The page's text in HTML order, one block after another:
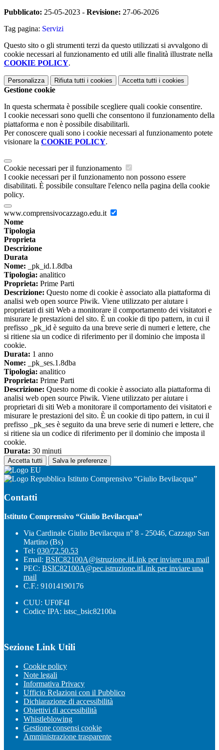
Pubblicato: 25-05-2023 - Revisione: 27-06-2026
Tag pagina: Servizi
Questo sito o gli strumenti terzi da questo utilizzati si avvalgono di
cookie necessari al funzionamento ed utili alle finalità illustrate nella
COOKIE POLICY.
Personalizza Rifiuta tutti i cookies Accetta tutti i cookies
Gestione cookie
In questa schermata è possibile scegliere quali cookie consentire.
I cookie necessari sono quelli che consentono il funzionamento della
piattaforma e non è possibile disabilitarli.
Per conoscere quali sono i cookie necessari al funzionamento potete
visionare la COOKIE POLICY.
Cookie necessari per il funzionamento
I cookie necessari per il funzionamento non possono essere
disabilitati. È possibile consultare l'elenco nella pagina della cookie
policy.
www.comprensivocazzago.edu.it
Nome
Tipologia
Proprieta
Descrizione
Durata
Nome: _pk_id.1.8dba
Tipologia: analitico
Proprieta: Prime Parti
Descrizione: Questo nome di cookie è associato alla piattaforma di
analisi web open source Piwik. Viene utilizzato per aiutare i
proprietari di siti Web a monitorare il comportamento dei visitatori e
misurare le prestazioni del sito. È un cookie di tipo pattern, in cui il
prefisso _pk_id è seguito da una breve serie di numeri e lettere, che
si ritiene sia un codice di riferimento per il dominio che imposta il
cookie.
Durata: 1 anno
Nome: _pk_ses.1.8dba
Tipologia: analitico
Proprieta: Prime Parti
Descrizione: Questo nome di cookie è associato alla piattaforma di
analisi web open source Piwik. Viene utilizzato per aiutare i
proprietari di siti Web a monitorare il comportamento dei visitatori e
misurare le prestazioni del sito. È un cookie di tipo pattern, in cui il
prefisso _pk_ses è seguito da una breve serie di numeri e lettere, che
si ritiene sia un codice di riferimento per il dominio che imposta il
cookie.
Durata: 30 minuti
Accetta tutti Salva le preferenze
Istituto Comprensivo “Giulio Bevilacqua”
Contatti
Istituto Comprensivo “Giulio Bevilacqua”
Via Cardinale Giulio Bevilacqua n° 8 - 25046, Cazzago San
Martino (Bs)
Tel: 030/72.50.53
Email: BSIC82100A@istruzione.itLink per inviare una mail
PEC: BSIC82100A@pec.istruzione.itLink per inviare una
mail
C.F.: 91014190176
CUU: UF0F4I
Codice IPA: istsc_bsic82100a
Sezione Link Utili
Cookie policy
Note legali
Informativa Privacy
Ufficio Relazioni con il Pubblico
Dichiarazione di accessibilità
Obiettivi di accessibilità
Whistleblowing
Gestione consensi cookie
Amministrazione trasparente